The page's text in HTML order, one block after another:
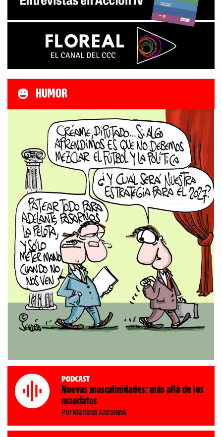
HUMOR
Podcast
Nuevas masculinidades: más allá de los
mandatos
Por Mariana Anzorena